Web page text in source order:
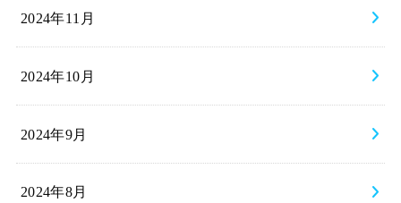
2024年11月
2024年10月
2024年9月
2024年8月